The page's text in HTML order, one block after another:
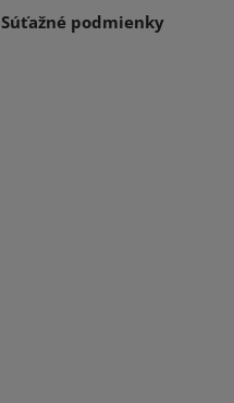
Súťažné podmienky